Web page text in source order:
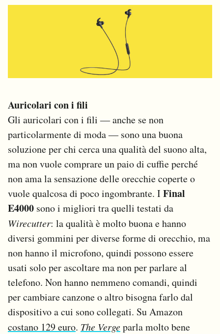
Auricolari con i fili
Gli auricolari con i fili ― anche se non
particolarmente di moda ― sono una buona
soluzione per chi cerca una qualità del suono alta,
ma non vuole comprare un paio di cuffie perché
non ama la sensazione delle orecchie coperte o
vuole qualcosa di poco ingombrante. IFinal
E4000 sono i migliori tra quelli testati da
Wirecutter: la qualità è molto buona e hanno
diversi gommini per diverse forme di orecchio, ma
non hanno il microfono, quindi possono essere
usati solo per ascoltare ma non per parlare al
telefono. Non hanno nemmeno comandi, quindi
per cambiare canzone o altro bisogna farlo dal
dispositivo a cui sono collegati. Su Amazon
costano 129 euro. The Vergeparla molto bene